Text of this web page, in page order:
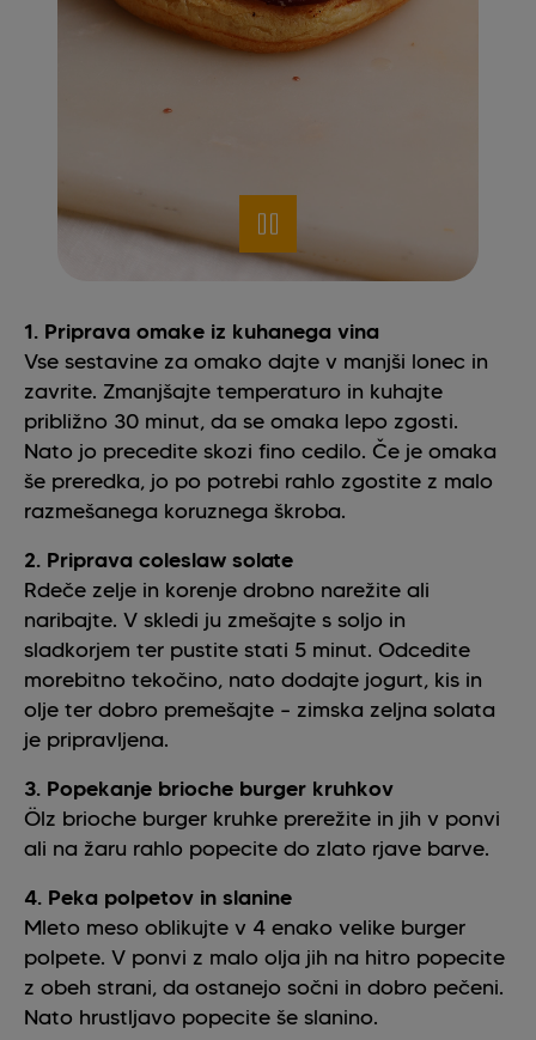
1. Priprava omake iz kuhanega vina
Vse sestavine za omako dajte v manjši lonec in
zavrite. Zmanjšajte temperaturo in kuhajte
približno 30 minut, da se omaka lepo zgosti.
Nato jo precedite skozi fino cedilo. Če je omaka
še preredka, jo po potrebi rahlo zgostite z malo
razmešanega koruznega škroba.
2. Priprava coleslaw solate
Rdeče zelje in korenje drobno narežite ali
naribajte. V skledi ju zmešajte s soljo in
sladkorjem ter pustite stati 5 minut. Odcedite
morebitno tekočino, nato dodajte jogurt, kis in
olje ter dobro premešajte – zimska zeljna solata
je pripravljena.
3. Popekanje brioche burger kruhkov
Ölz brioche burger kruhke prerežite in jih v ponvi
ali na žaru rahlo popecite do zlato rjave barve.
4. Peka polpetov in slanine
Mleto meso oblikujte v 4 enako velike burger
polpete. V ponvi z malo olja jih na hitro popecite
z obeh strani, da ostanejo sočni in dobro pečeni.
Nato hrustljavo popecite še slanino.